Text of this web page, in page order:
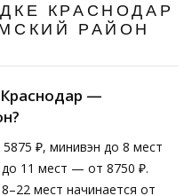
КРАСНОДАР
РАЙОН
—
₽, минивэн до 8 мест
11 мест — от 8750 ₽.
мест начинается от